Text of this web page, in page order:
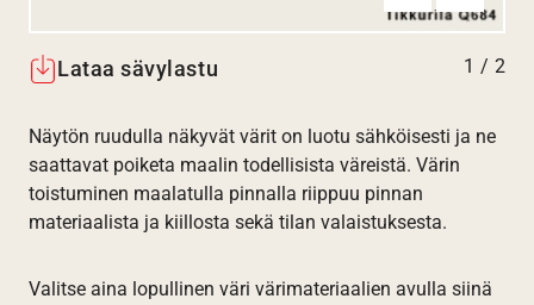
Lataa sävylastu 1 / 2
Näytön ruudulla näkyvät värit on luotu sähköisesti ja ne
saattavat poiketa maalin todellisista väreistä. Värin
toistuminen maalatulla pinnalla riippuu pinnan
materiaalista ja kiillosta sekä tilan valaistuksesta.
Valitse aina lopullinen väri värimateriaalien avulla siinä